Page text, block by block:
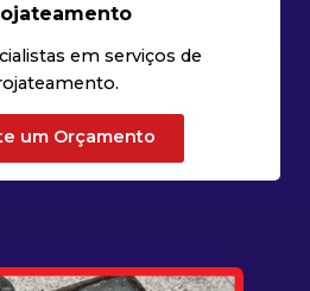
em serviços de
um Orçamento